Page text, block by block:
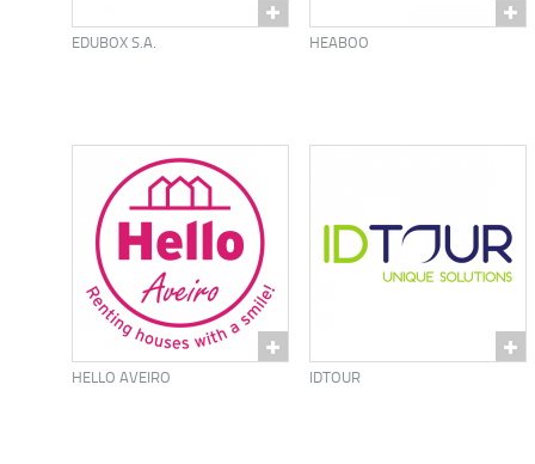
EDUBOX S.A. HEABOO
HELLO AVEIRO IDTOUR